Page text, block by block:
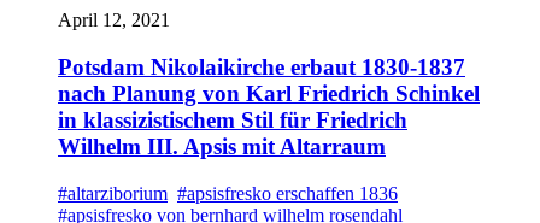
April 12, 2021
Potsdam Nikolaikirche erbaut 1830-1837
nach Planung von Karl Friedrich Schinkel
in klassizistischem Stil für Friedrich
Wilhelm III. Apsis mit Altarraum
#altarziborium #apsisfresko erschaffen 1836
#apsisfresko von bernhard wilhelm rosendahl